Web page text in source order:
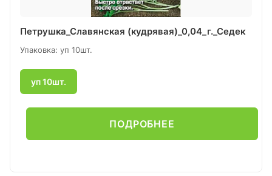
Петрушка_Славянская (кудрявая)_0,04_г._Седек
Упаковка: уп 10шт.
уп 10шт.
ПОДРОБНЕЕ